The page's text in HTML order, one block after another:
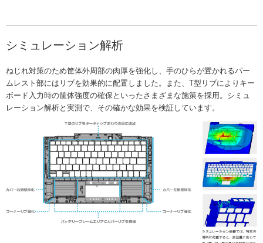
シミュレーション解析
ねじれ対策のため筐体外周部の肉厚を強化し、手のひらが置かれるパー
ムレスト部にはリブを効果的に配置しました。また、T型リブによりキー
ボード入力時の筐体強度の確保といったさまざまな施策を採用。シミュ
レーション解析と実測で、その確かな効果を検証しています。